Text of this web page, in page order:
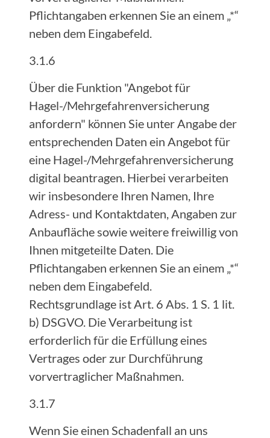
Pflichtangaben erkennen Sie an einem „*“
neben dem Eingabefeld.
3.1.6
Über die Funktion "Angebot für
Hagel-/Mehrgefahrenversicherung
anfordern" können Sie unter Angabe der
entsprechenden Daten ein Angebot für
eine Hagel-/Mehrgefahrenversicherung
digital beantragen. Hierbei verarbeiten
wir insbesondere Ihren Namen, Ihre
Adress- und Kontaktdaten, Angaben zur
Anbaufläche sowie weitere freiwillig von
Ihnen mitgeteilte Daten. Die
Pflichtangaben erkennen Sie an einem „*“
neben dem Eingabefeld.
Rechtsgrundlage ist Art. 6 Abs. 1 S. 1 lit.
b) DSGVO. Die Verarbeitung ist
erforderlich für die Erfüllung eines
Vertrages oder zur Durchführung
vorvertraglicher Maßnahmen.
3.1.7
Wenn Sie einen Schadenfall an uns